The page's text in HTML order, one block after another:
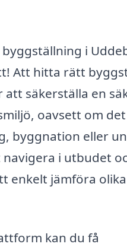
i
Att hitta rätt
säkerställa en
oavsett om
byggnation eller
i utbudet
enkelt jämföra
kan du få